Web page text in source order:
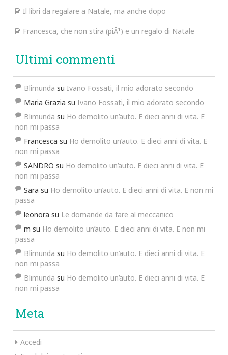
Il libri da regalare a Natale, ma anche dopo
Francesca, che non stira (piÃ¹) e un regalo di Natale
Ultimi commenti
Blimunda su Ivano Fossati, il mio adorato secondo
Maria Grazia su Ivano Fossati, il mio adorato secondo
Blimunda su Ho demolito un’auto. E dieci anni di vita. E
non mi passa
Francesca su Ho demolito un’auto. E dieci anni di vita. E
non mi passa
SANDRO su Ho demolito un’auto. E dieci anni di vita. E
non mi passa
Sara su Ho demolito un’auto. E dieci anni di vita. E non mi
passa
leonora su Le domande da fare al meccanico
m su Ho demolito un’auto. E dieci anni di vita. E non mi
passa
Blimunda su Ho demolito un’auto. E dieci anni di vita. E
non mi passa
Blimunda su Ho demolito un’auto. E dieci anni di vita. E
non mi passa
Meta
Accedi